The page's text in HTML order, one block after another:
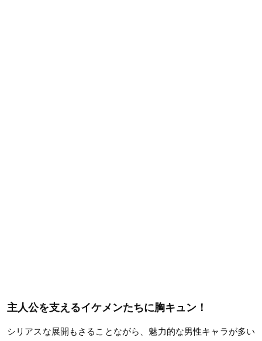
主人公を支えるイケメンたちに胸キュン！
シリアスな展開もさることながら、魅力的な男性キャラが多い